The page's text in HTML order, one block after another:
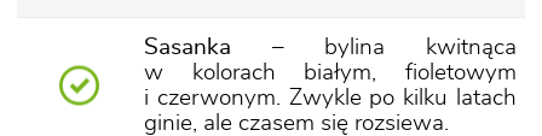
Sasanka – bylina kwitnąca
w kolorach białym, fioletowym
i czerwonym. Zwykle po kilku latach
ginie, ale czasem się rozsiewa.